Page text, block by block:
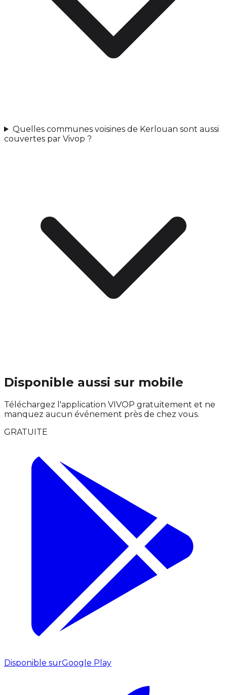
Quelles communes voisines de Kerlouan sont aussi
couvertes par Vivop ?
Disponible aussi sur mobile
Téléchargez l'application VIVOP gratuitement et ne
manquez aucun événement près de chez vous.
GRATUITE
Disponible surGoogle Play